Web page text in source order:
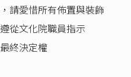
請愛惜所有佈置與裝飾
從文化院職員指示
終決定權